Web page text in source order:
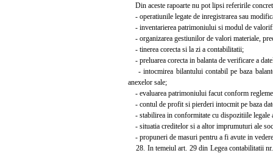
Din aceste rapoarte nu pot lipsi referirile
- operatiunile legate de inregistrarea sau
- inventarierea patrimoniului si modul de
- organizarea gestiunilor de valori materiale,
- tinerea corecta si la zi a contabilitatii;
- preluarea corecta in balanta de verificare a
- intocmirea bilantului contabil pe baza
anexelor sale;
- evaluarea patrimoniului facut conform
- contul de profit si pierderi intocmit pe baza
- stabilirea in conformitate cu dispozitiile legale
- situatia creditelor si a altor imprumuturi ale
- propuneri de masuri pentru a fi avute in
28. In temeiul art. 29 din Legea contabilitatii